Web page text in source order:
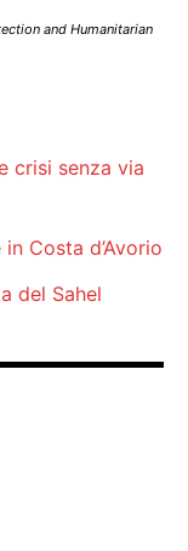
and Humanitarian
crisi senza via
Costa d’Avorio
del Sahel